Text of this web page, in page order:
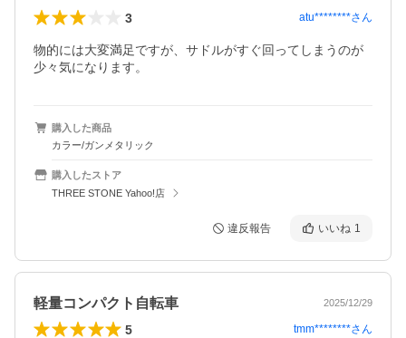
3 atu********さん
物的には大変満足ですが、サドルがすぐ回ってしまうのが
少々気になります。
購入した商品
カラー/ガンメタリック
購入したストア
THREE STONE Yahoo!店
違反報告 いいね 1
軽量コンパクト自転車 2025/12/29
5 tmm********さん